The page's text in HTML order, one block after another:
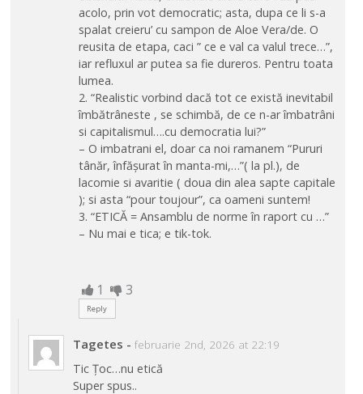
acolo, prin vot democratic; asta, dupa ce li s-a
spalat creieru’ cu sampon de Aloe Vera/de. O
reusita de etapa, caci ” ce e val ca valul trece…”,
iar refluxul ar putea sa fie dureros. Pentru toata
lumea.
2. “Realistic vorbind dacă tot ce există inevitabil
îmbătrâneste , se schimbă, de ce n-ar îmbatrâni
si capitalismul….cu democratia lui?”
– O imbatrani el, doar ca noi ramanem “Pururi
tânăr, înfăşurat în manta-mi,…”( la pl.), de
lacomie si avaritie ( doua din alea sapte capitale
); si asta “pour toujour”, ca oameni suntem!
3. “ETICĂ = Ansamblu de norme în raport cu …”
– Nu mai e tica; e tik-tok.
1 3
Reply
Tagetes - februarie 2nd, 2026 at 22:19
Tic Țoc…nu etică
Super spus..